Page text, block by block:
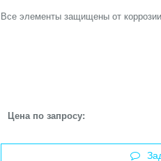
Все элементы защищены от
Цена по запросу: